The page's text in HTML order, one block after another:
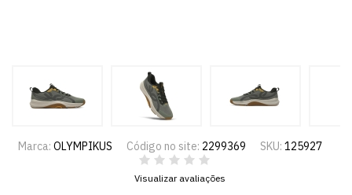
Marca: OLYMPIKUS Código no site: 2299369 SKU: 125927
Visualizar avaliações